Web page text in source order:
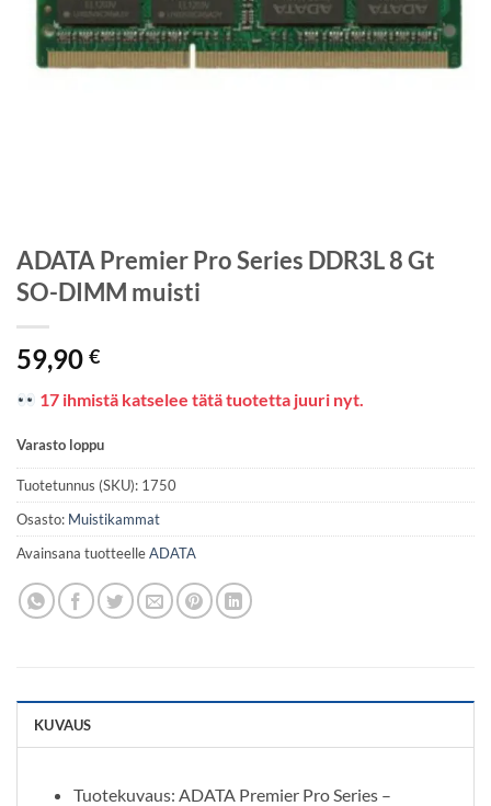
ADATA Premier Pro Series DDR3L 8 Gt
SO-DIMM muisti
59,90 €
17 ihmistä katselee tätä tuotetta juuri nyt.
Varasto loppu
Tuotetunnus (SKU): 1750
Osasto: Muistikammat
Avainsana tuotteelleADATA
KUVAUS
Tuotekuvaus: ADATA Premier Pro Series –